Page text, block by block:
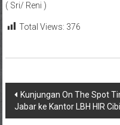
( Sri/ Reni )
Total Views: 376
Navigasi
pos
Kunjungan On The Spot
Jabar ke Kantor LBH HIR